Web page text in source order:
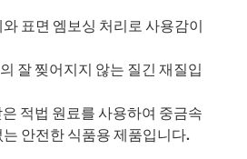
표면 엠보싱 처리로 사용감이
잘 찢어지지 않는 질긴 재질입
적법 원료를 사용하여 중금속
안전한 식품용 제품입니다.